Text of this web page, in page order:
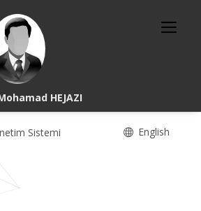
HEJAZI
Sistemi English